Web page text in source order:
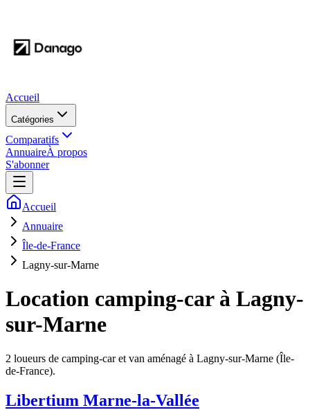
Accueil
Catégories
Comparatifs
AnnuaireÀ propos
S'abonner
Accueil
Annuaire
Île-de-France
Lagny-sur-Marne
Location camping-car à Lagny-
sur-Marne
2 loueurs de camping-car et van aménagé à Lagny-sur-Marne (Île-
de-France).
Libertium Marne-la-Vallée